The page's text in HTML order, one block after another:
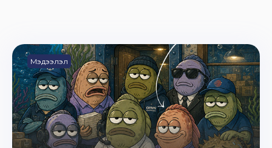
Мэдээлэл